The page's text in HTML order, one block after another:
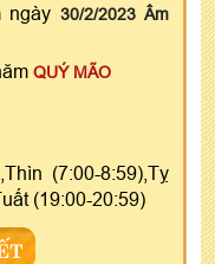
ngày 30/2/2023 Âm
QUÝ MÃO
(7:00-8:59),Tỵ
(19:00-20:59)